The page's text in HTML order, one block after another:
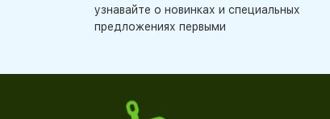
узнавайте о новинках и специальных
предложениях первыми